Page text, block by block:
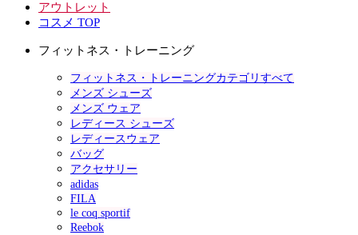
アウトレット
コスメ TOP
フィットネス・トレーニング
フィットネス・トレーニングカテゴリすべて
メンズ シューズ
メンズ ウェア
レディース シューズ
レディースウェア
バッグ
アクセサリー
adidas
FILA
le coq sportif
Reebok